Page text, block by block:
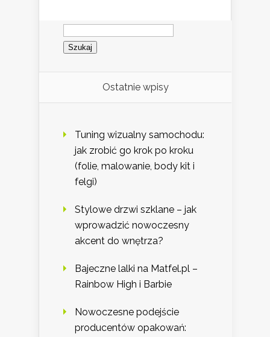
Szukaj:
Ostatnie wpisy
Tuning wizualny samochodu:
jak zrobić go krok po kroku
(folie, malowanie, body kit i
felgi)
Stylowe drzwi szklane – jak
wprowadzić nowoczesny
akcent do wnętrza?
Bajeczne lalki na Matfel.pl –
Rainbow High i Barbie
Nowoczesne podejście
producentów opakowań: